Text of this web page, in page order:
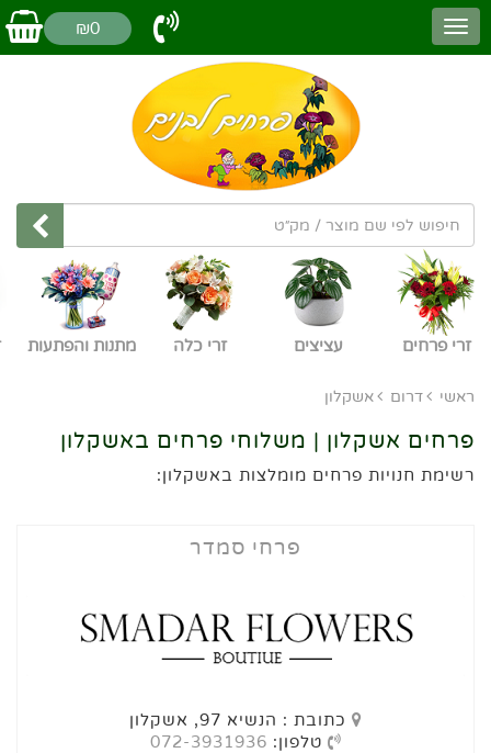
₪0
זרי פרחים עציצים זרי כלה מתנות והפתעות
ראשי דרום אשקלון
פרחים אשקלון | משלוחי פרחים באשקלון
רשימת חנויות פרחים מומלצות באשקלון:
פרחי סמדר
כתובת : הנשיא 97, אשקלון
טלפון: 072-3931936